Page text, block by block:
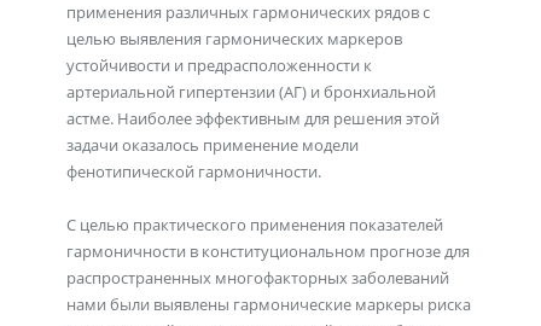
применения различных гармонических рядов с
целью выявления гармонических маркеров
устойчивости и предрасположенности к
артериальной гипертензии (АГ) и бронхиальной
астме. Наиболее эффективным для решения этой
задачи оказалось применение модели
фенотипической гармоничности.
С целью практического применения показателей
гармоничности в конституциональном прогнозе для
распространенных многофакторных заболеваний
нами были выявлены гармонические маркеры риска